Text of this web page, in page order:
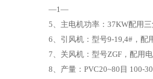
—1—
5、主电机功率：37KW配用三
6、引风机：型号9-19,4#，配
7、关风机：型号ZGF，配用电
8、产量：PVC20~80目 100-